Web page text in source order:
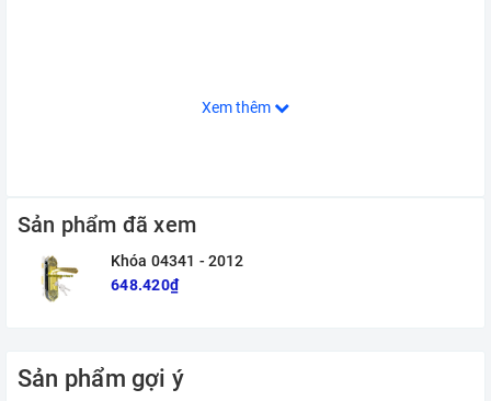
Xem thêm
Sản phẩm đã xem
Khóa 04341 - 2012
648.420₫
Sản phẩm gợi ý